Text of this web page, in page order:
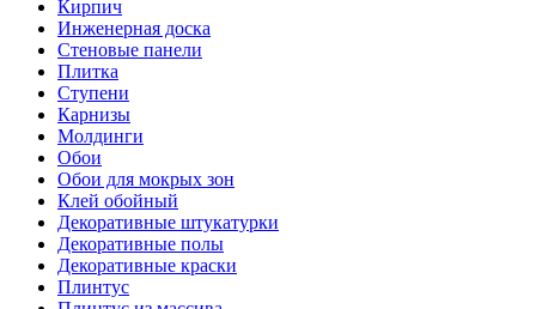
Кирпич
Инженерная доска
Стеновые панели
Плитка
Ступени
Карнизы
Молдинги
Обои
Обои для мокрых зон
Клей обойный
Декоративные штукатурки
Декоративные полы
Декоративные краски
Плинтус